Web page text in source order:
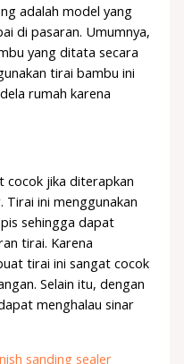
adalah model yang
di pasaran. Umumnya,
yang ditata secara
tirai bambu ini
rumah karena
cocok jika diterapkan
ini menggunakan
sehingga dapat
tirai. Karena
tirai ini sangat cocok
Selain itu, dengan
menghalau sinar